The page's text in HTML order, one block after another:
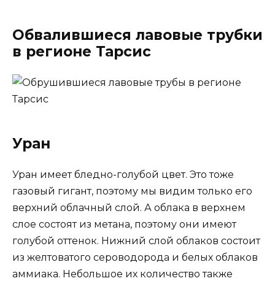
Обвалившиеся лавовые трубки
в регионе Тарсис
Уран
Уран имеет бледно-голубой цвет. Это тоже
газовый гигант, поэтому мы видим только его
верхний облачный слой. А облака в верхнем
слое состоят из метана, поэтому они имеют
голубой оттенок. Нижний слой облаков состоит
из желтоватого сероводорода и белых облаков
аммиака. Небольшое их количество также